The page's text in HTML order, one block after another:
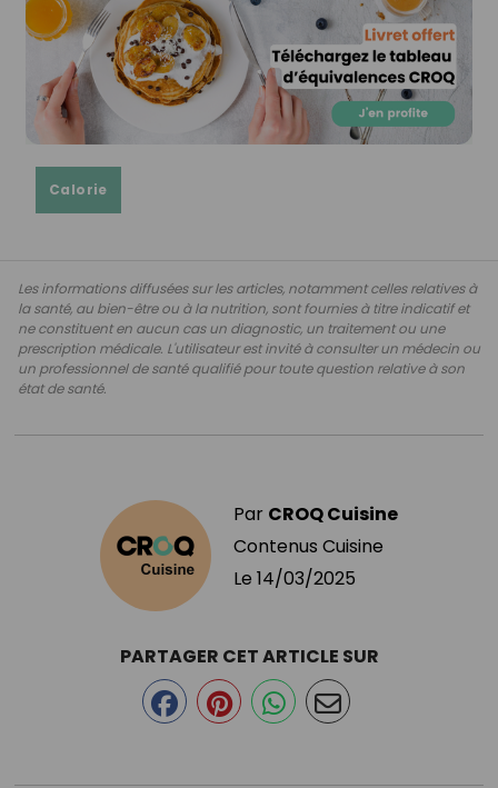
Calorie
Les informations diffusées sur les articles, notamment celles relatives à
la santé, au bien-être ou à la nutrition, sont fournies à titre indicatif et
ne constituent en aucun cas un diagnostic, un traitement ou une
prescription médicale. L'utilisateur est invité à consulter un médecin ou
un professionnel de santé qualifié pour toute question relative à son
état de santé.
Par CROQ Cuisine
Contenus Cuisine
Le 14/03/2025
PARTAGER CET ARTICLE SUR